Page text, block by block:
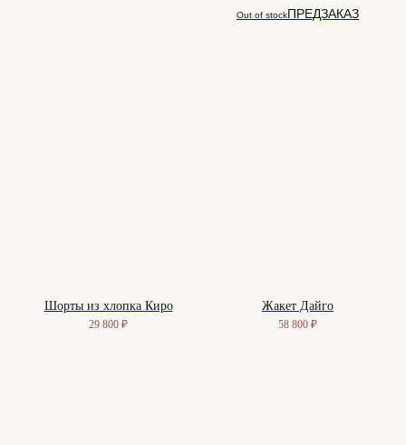
Out of stock
Шорты из хлопка Киро
29 800 ₽
Жакет Дайго
58 800 ₽